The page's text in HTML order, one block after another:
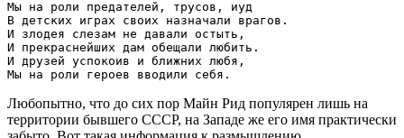
Мы на роли предателей, трусов, иуд
В детских играх своих назначали врагов.
И злодея слезам не давали остыть,
И прекраснейших дам обещали любить.
И друзей успокоив и ближних любя,
Любопытно, что до сих пор Майн Рид популярен лишь на
территории бывшего СССР, на Западе же его имя практически